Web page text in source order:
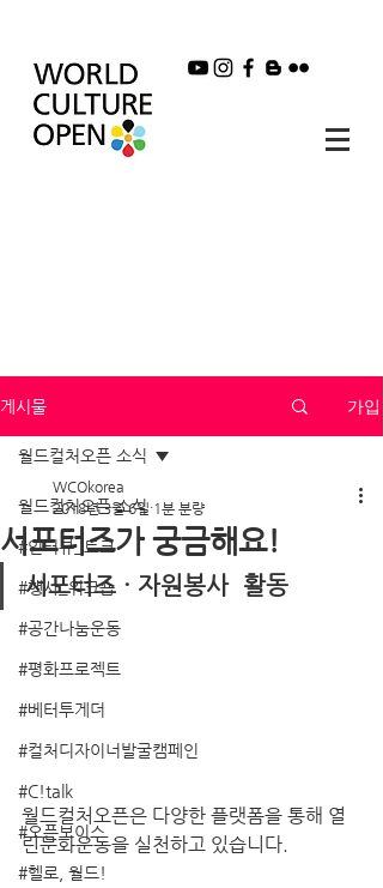
게시물 가입
월드컬처오픈 소식
#인터뷰_토크
#행사_워크숍
#공간나눔운동
#평화프로젝트
#베터투게더
#컬처디자이너발굴캠페인
#C!talk
#오픈보이스
#헬로, 월드!
월드컬처오픈 소식
서포터즈가 궁금해요!
WCOkorea
2018년 3월 6일 1분 분량
서포터즈 · 자원봉사  활동
월드컬처오픈은 다양한 플랫폼을 통해 열
린문화운동을 실천하고 있습니다.